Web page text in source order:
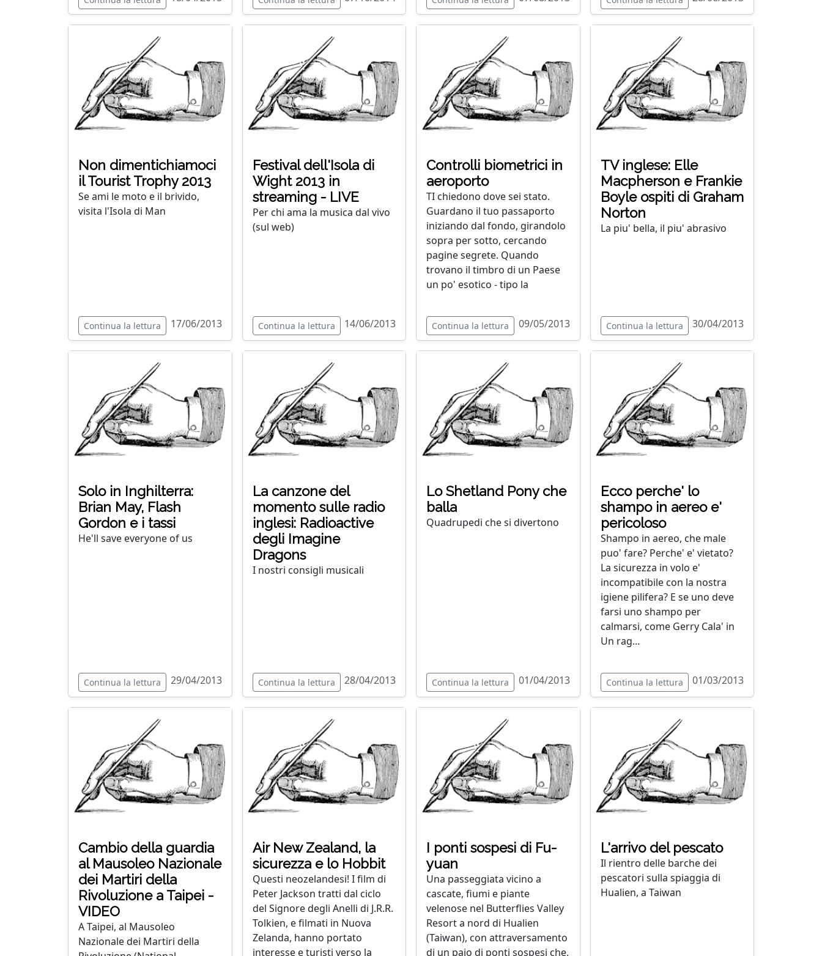
Non dimentichiamoci
il Tourist Trophy 2013
Se ami le moto e il brivido,
visita l'Isola di Man
Continua la lettura 17/06/2013
Festival dell'Isola di
Wight 2013 in
streaming - LIVE
Per chi ama la musica dal vivo
(sul web)
Continua la lettura 14/06/2013
Controlli biometrici in
aeroporto
TI chiedono dove sei stato.
Guardano il tuo passaporto
iniziando dal fondo, girandolo
sopra per sotto, cercando
pagine segrete. Quando
trovano il timbro di un Paese
un po' esotico - tipo la
Continua la lettura 09/05/2013
TV inglese: Elle
Macpherson e Frankie
Boyle ospiti di Graham
Norton
La piu' bella, il piu' abrasivo
Continua la lettura 30/04/2013
Solo in Inghilterra:
Brian May, Flash
Gordon e i tassi
He'll save everyone of us
Continua la lettura 29/04/2013
La canzone del
momento sulle radio
inglesi: Radioactive
degli Imagine
Dragons
I nostri consigli musicali
Continua la lettura 28/04/2013
Lo Shetland Pony che
balla
Quadrupedi che si divertono
Continua la lettura 01/04/2013
Ecco perche' lo
shampo in aereo e'
pericoloso
Shampo in aereo, che male
puo' fare? Perche' e' vietato?
La sicurezza in volo e'
incompatibile con la nostra
igiene pilifera? E se uno deve
farsi uno shampo per
calmarsi, come Gerry Cala' in
Un rag...
Continua la lettura 01/03/2013
Cambio della guardia
al Mausoleo Nazionale
dei Martiri della
Rivoluzione a Taipei -
VIDEO
A Taipei, al Mausoleo
Nazionale dei Martiri della
Air New Zealand, la
sicurezza e lo Hobbit
Questi neozelandesi! I film di
Peter Jackson tratti dal ciclo
del Signore degli Anelli di J.R.R.
Tolkien, e filmati in Nuova
Zelanda, hanno portato
interesse e turisti verso la
I ponti sospesi di Fu-
yuan
Una passeggiata vicino a
cascate, fiumi e piante
velenose nel Butterflies Valley
Resort a nord di Hualien
(Taiwan), con attraversamento
di un paio di ponti sospesi che,
L'arrivo del pescato
Il rientro delle barche dei
pescatori sulla spiaggia di
Hualien, a Taiwan